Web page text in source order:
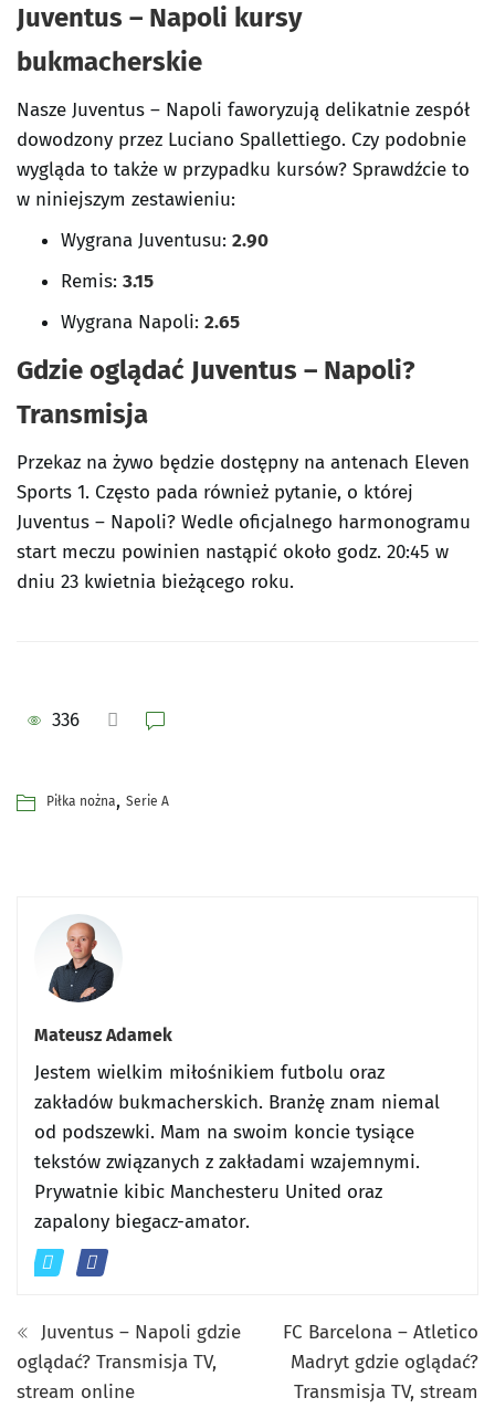
Juventus – Napoli kursy
bukmacherskie
Nasze Juventus – Napoli faworyzują delikatnie zespół
dowodzony przez Luciano Spallettiego. Czy podobnie
wygląda to także w przypadku kursów? Sprawdźcie to
w niniejszym zestawieniu:
Wygrana Juventusu: 2.90
Remis: 3.15
Wygrana Napoli: 2.65
Gdzie oglądać Juventus – Napoli?
Transmisja
Przekaz na żywo będzie dostępny na antenach Eleven
Sports 1. Często pada również pytanie, o której
Juventus – Napoli? Wedle oficjalnego harmonogramu
start meczu powinien nastąpić około godz. 20:45 w
dniu 23 kwietnia bieżącego roku.
336
Piłka nożna, Serie A
Mateusz Adamek
Jestem wielkim miłośnikiem futbolu oraz
zakładów bukmacherskich. Branżę znam niemal
od podszewki. Mam na swoim koncie tysiące
tekstów związanych z zakładami wzajemnymi.
Prywatnie kibic Manchesteru United oraz
zapalony biegacz-amator.
Juventus – Napoli gdzie
oglądać? Transmisja TV,
stream online
FC Barcelona – Atletico
Madryt gdzie oglądać?
Transmisja TV, stream